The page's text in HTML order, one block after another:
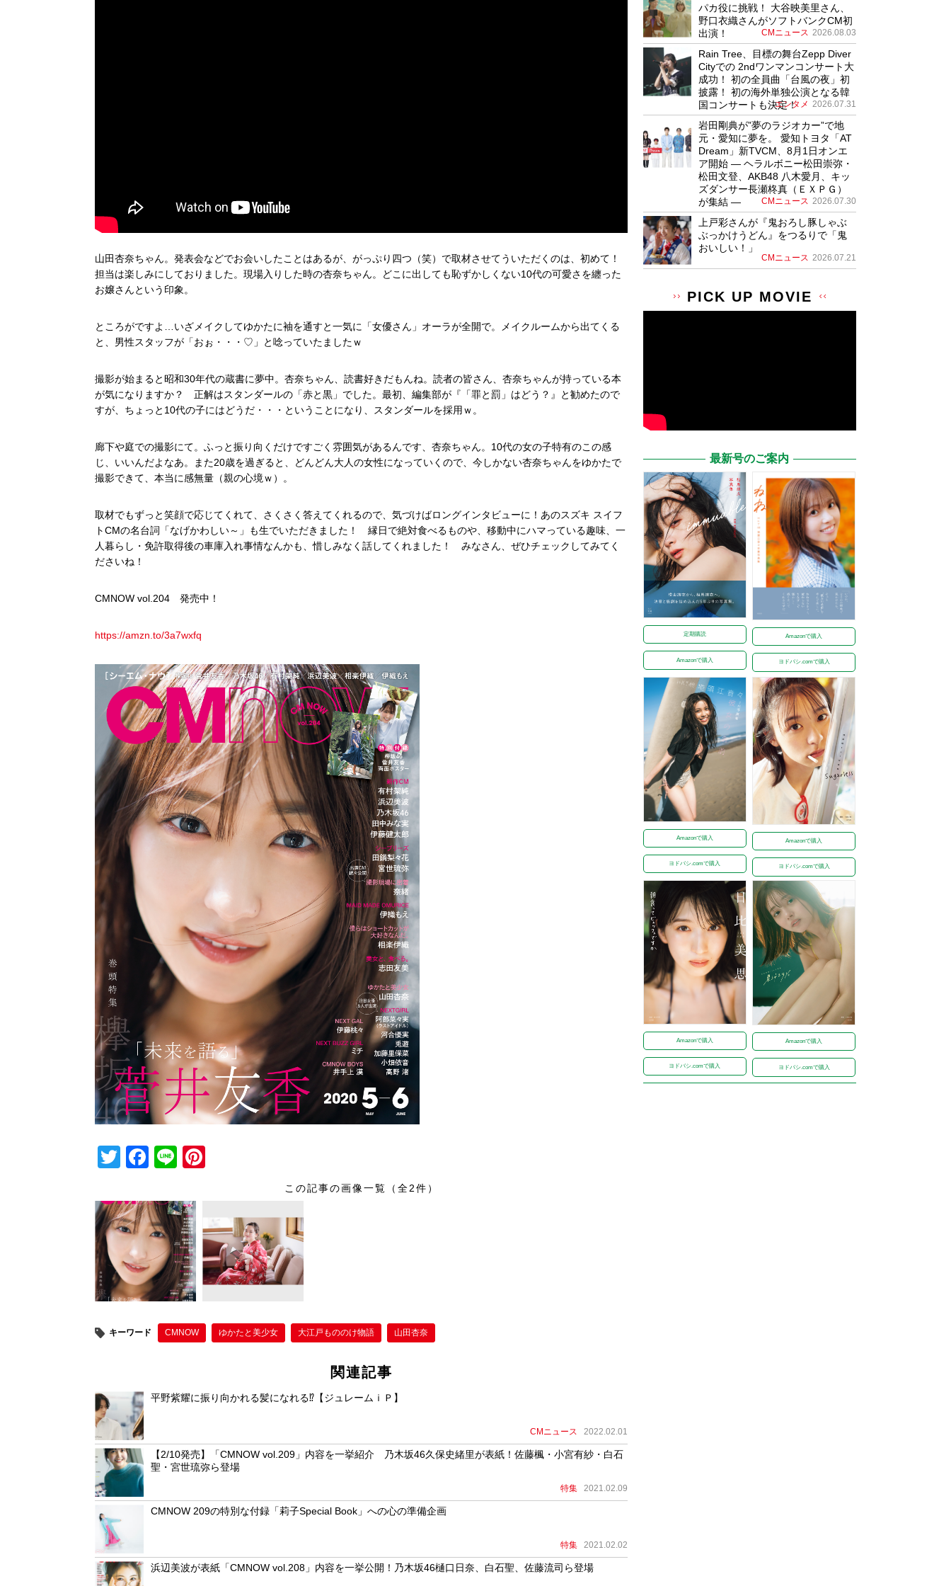
山田杏奈ちゃん。発表会などでお会いしたことはあるが、がっぷり四つ（笑）で取材させてういただくのは、初めて！
担当は楽しみにしておりました。現場入りした時の杏奈ちゃん。どこに出しても恥ずかしくない10代の可愛さを纏った
お嬢さんという印象。
ところがですよ…いざメイクしてゆかたに袖を通すと一気に「女優さん」オーラが全開で。メイクルームから出てくる
と、男性スタッフが「おぉ・・・♡」と唸っていたましたｗ
撮影が始まると昭和30年代の蔵書に夢中。杏奈ちゃん、読書好きだもんね。読者の皆さん、杏奈ちゃんが持っている本
が気になりますか？ 正解はスタンダールの「赤と黒」でした。最初、編集部が『「罪と罰」はどう？』と勧めたので
すが、ちょっと10代の子にはどうだ・・・ということになり、スタンダールを採用ｗ。
廊下や庭での撮影にて。ふっと振り向くだけですごく雰囲気があるんです、杏奈ちゃん。10代の女の子特有のこの感
じ、いいんだよなあ。また20歳を過ぎると、どんどん大人の女性になっていくので、今しかない杏奈ちゃんをゆかたで
撮影できて、本当に感無量（親の心境ｗ）。
取材でもずっと笑顔で応じてくれて、さくさく答えてくれるので、気づけばロングインタビューに！あのスズキ スイフ
トCMの名台詞「なげかわしい～」も生でいただきました！ 縁日で絶対食べるものや、移動中にハマっている趣味、一
人暮らし・免許取得後の車庫入れ事情なんかも、惜しみなく話してくれました！ みなさん、ぜひチェックしてみてく
ださいね！
CMNOW vol.204 発売中！
https://amzn.to/3a7wxfq
T
tt
er
F
c
e
b
o
o
Li
e
e
st
この記事の画像一覧（全2件）
キーワード CMNOW ゆかたと美少女 大江戸もののけ物語 山田杏奈
関連記事
平野紫耀に振り向かれる髪になれる⁉【ジュレームｉＰ】
CMニュース 2022.02.01
【2/10発売】「CMNOW vol.209」内容を一挙紹介 乃木坂46久保史緒里が表紙！佐藤楓・小宮有紗・白石
聖・宮世琉弥ら登場
特集 2021.02.09
CMNOW 209の特別な付録「莉子Special Book」への心の準備企画
特集 2021.02.02
浜辺美波が表紙「CMNOW vol.208」内容を一挙公開！乃木坂46樋口日奈、白石聖、佐藤流司ら登場
パカ役に挑戦！ 大谷映美里さん、
野口衣織さんがソフトバンクCM初
出演！
CMニュース 2026.08.03
Rain Tree、目標の舞台Zepp Diver
Cityでの 2ndワンマンコンサート大
成功！ 初の全員曲「台風の夜」初
披露！ 初の海外単独公演となる韓
国コンサートも決定！
エンタメ 2026.07.31
岩田剛典が”夢のラジオカー”で地
元・愛知に夢を。 愛知トヨタ「AT
Dream」新TVCM、8月1日オンエ
ア開始 ― ヘラルボニー松田崇弥・
松田文登、AKB48 八木愛月、キッ
ズダンサー長瀬柊真（ＥＸＰＧ）
が集結 ―
CMニュース 2026.07.30
上戸彩さんが『鬼おろし豚しゃぶ
ぶっかけうどん』をつるりで「鬼
おいしい！」
CMニュース 2026.07.21
PICK UP MOVIE
最新号のご案内
定期購読
Amazonで購入
Amazonで購入
ヨドバシ.comで購入
Amazonで購入
ヨドバシ.comで購入
Amazonで購入
ヨドバシ.comで購入
Amazonで購入
ヨドバシ.comで購入
Amazonで購入
ヨドバシ.comで購入